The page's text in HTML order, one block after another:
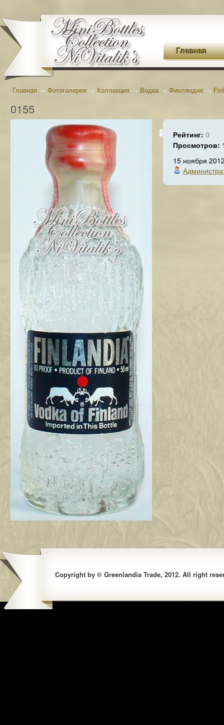
Главная
Главная → Фотогалерея → Коллекция → Водка→ Финляндия →
0155
Рейтинг: 0
Просмотров:
15 ноября
Copyright by © Greenlandia Trade, 2012. All right